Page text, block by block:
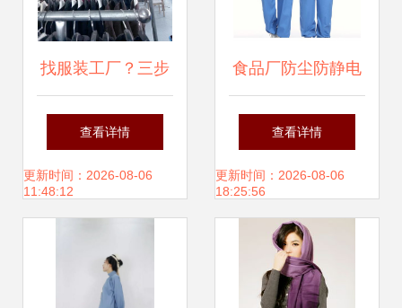
找服装工厂？三步
搞定！从零到成品
出货的全流程指南
查看详情
更新时间：2026-08-06
11:48:12
食品厂防尘防静电
工服定制 | 连帽无
尘服、洁净服、连
体服如何选？派登
服饰给出专业方案
查看详情
更新时间：2026-08-06
18:25:56